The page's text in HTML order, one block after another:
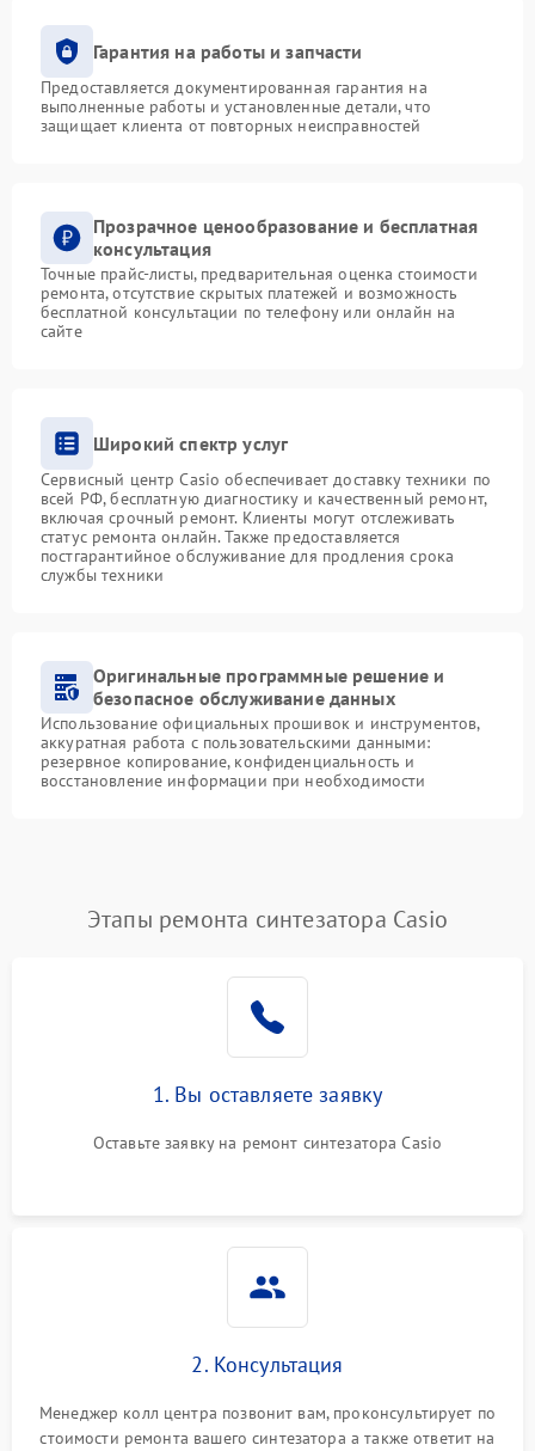
Гарантия на работы и запчасти
Предоставляется документированная гарантия на
выполненные работы и установленные детали, что
защищает клиента от повторных неисправностей
Прозрачное ценообразование и бесплатная
консультация
Точные прайс-листы, предварительная оценка стоимости
ремонта, отсутствие скрытых платежей и возможность
бесплатной консультации по телефону или онлайн на
сайте
Широкий спектр услуг
Сервисный центр Casio обеспечивает доставку техники по
всей РФ, бесплатную диагностику и качественный ремонт,
включая срочный ремонт. Клиенты могут отслеживать
статус ремонта онлайн. Также предоставляется
постгарантийное обслуживание для продления срока
службы техники
Оригинальные программные решение и
безопасное обслуживание данных
Использование официальных прошивок и инструментов,
аккуратная работа с пользовательскими данными:
резервное копирование, конфиденциальность и
восстановление информации при необходимости
Этапы ремонта синтезатора Casio
1. Вы оставляете заявку
Оставьте заявку на ремонт синтезатора Casio
2. Консультация
Менеджер колл центра позвонит вам, проконсультирует по
стоимости ремонта вашего синтезатора а также ответит на